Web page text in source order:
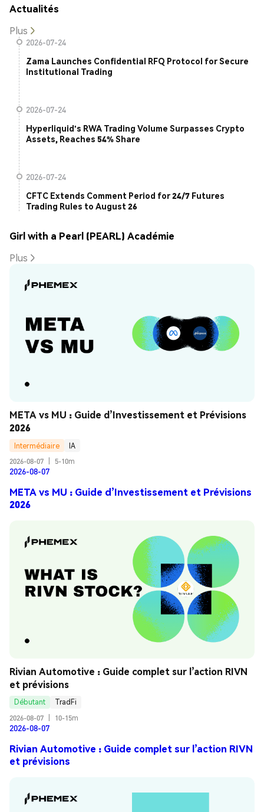
Actualités
Plus
2026-07-24
Zama Launches Confidential RFQ Protocol for Secure
Institutional Trading
2026-07-24
Hyperliquid's RWA Trading Volume Surpasses Crypto
Assets, Reaches 54% Share
2026-07-24
CFTC Extends Comment Period for 24/7 Futures
Trading Rules to August 26
Girl with a Pearl (PEARL) Académie
Plus
META vs MU : Guide d’Investissement et Prévisions
2026
Intermédiaire
IA
2026-08-07
5-10m
2026-08-07
META vs MU : Guide d’Investissement et Prévisions
2026
Rivian Automotive : Guide complet sur l’action RIVN
et prévisions
Débutant
TradFi
2026-08-07
10-15m
2026-08-07
Rivian Automotive : Guide complet sur l’action RIVN
et prévisions